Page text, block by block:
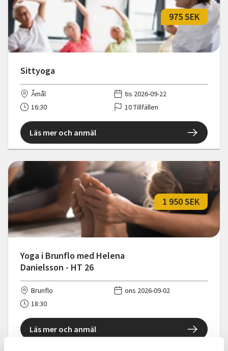
Sittyoga
975 SEK
Åmål
tis 2026-09-22
16:30
10 Tillfällen
Läs mer och anmäl
Yoga i Brunflo med Helena
Danielsson - HT 26
1 950 SEK
Brunflo
ons 2026-09-02
18:30
Läs mer och anmäl